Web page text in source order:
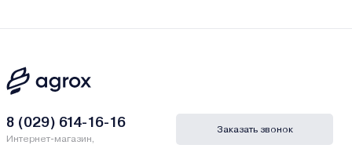
8 (029) 614-16-16
Интернет-магазин,
Заказать звонок